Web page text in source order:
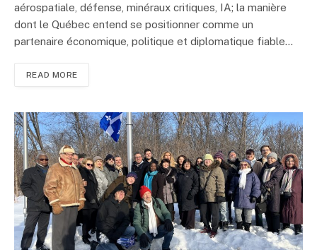
aérospatiale, défense, minéraux critiques, IA; la manière
dont le Québec entend se positionner comme un
partenaire économique, politique et diplomatique fiable…
READ MORE